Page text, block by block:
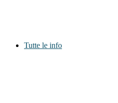
Tutte le info